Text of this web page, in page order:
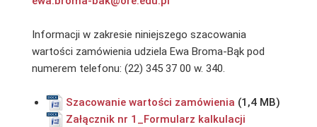
Informacji w zakresie niniejszego szacowania
wartości zamówienia udziela Ewa Broma-Bąk pod
numerem telefonu: (22) 345 37 00 w. 340.
Szacowanie wartości zamówienia
Załącznik nr 1_Formularz kalkulacji